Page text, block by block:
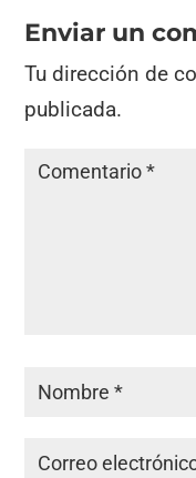
Enviar un
Tu dirección de
publicada.